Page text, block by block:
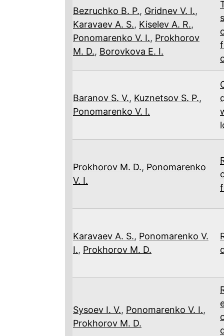
Bezruchko B. P., Gridnev V. I.,
Karavaev A. S., Kiselev A. R.,
Ponomarenko V. I., Prokhorov
M. D., Borovkova E. I.
Baranov S. V., Kuznetsov S. P.,
Ponomarenko V. I.
Prokhorov M. D., Ponomarenko
V. I.
Karavaev A. S., Ponomarenko V.
I., Prokhorov M. D.
Sysoev I. V., Ponomarenko V. I.,
Prokhorov M. D.